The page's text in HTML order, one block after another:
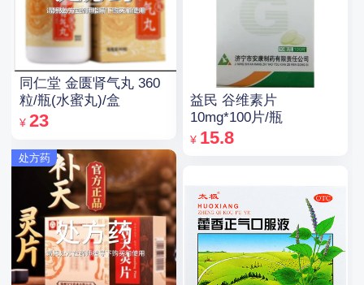
同仁堂 金匮肾气丸 360
粒/瓶(水蜜丸)/盒
¥ 23
处方药
益民 谷维素片
10mg*100片/瓶
¥ 15.8